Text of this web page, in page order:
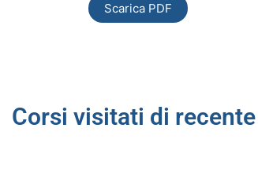
Scarica PDF
Corsi visitati di recente